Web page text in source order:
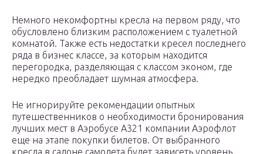
Немного некомфортны кресла на первом ряду, что
обусловлено близким расположением с туалетной
комнатой. Также есть недостатки кресел последнего
ряда в бизнес классе, за которым находится
перегородка, разделяющая с классом эконом, где
нередко преобладает шумная атмосфера.
Не игнорируйте рекомендации опытных
путешественников о необходимости бронирования
лучших мест в Аэробусе А321 компании Аэрофлот
еще на этапе покупки билетов. От выбранного
кресла в салоне самолета будет зависеть уровень